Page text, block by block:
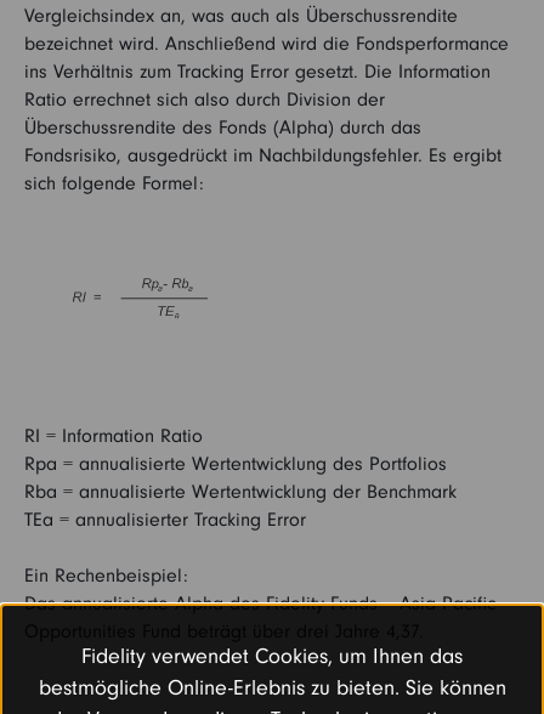
Vergleichsindex an, was auch als Überschussrendite
bezeichnet wird. Anschließend wird die Fondsperformance
ins Verhältnis zum Tracking Error gesetzt. Die Information
Ratio errechnet sich also durch Division der
Überschussrendite des Fonds (Alpha) durch das
Fondsrisiko, ausgedrückt im Nachbildungsfehler. Es ergibt
sich folgende Formel:
RI = Information Ratio
Rpa = annualisierte Wertentwicklung des Portfolios
Rba = annualisierte Wertentwicklung der Benchmark
TEa = annualisierter Tracking Error
Ein Rechenbeispiel:
Das annualisierte Alpha des Fidelity Funds – Asia Pacific
Fidelity verwendet Cookies, um Ihnen das
bestmögliche Online-Erlebnis zu bieten. Sie können